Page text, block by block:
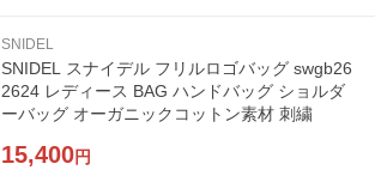
SNIDEL
SNIDEL スナイデル フリルロゴバッグ swgb26
2624 レディース BAG ハンドバッグ ショルダ
ーバッグ オーガニックコットン素材 刺繍
15,400円